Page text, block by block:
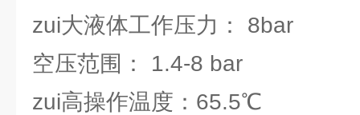
zui大液体工作压力： 8bar
空压范围： 1.4-8 bar
zui高操作温度：65.5℃